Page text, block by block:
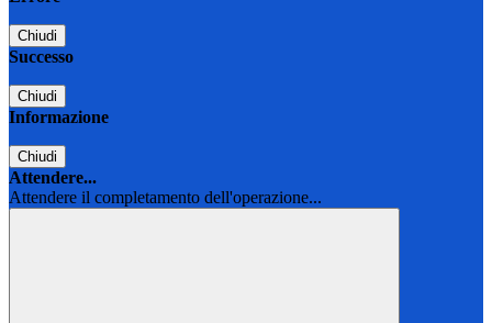
Chiudi
Successo
Chiudi
Informazione
Chiudi
Attendere...
Attendere il completamento dell'operazione...